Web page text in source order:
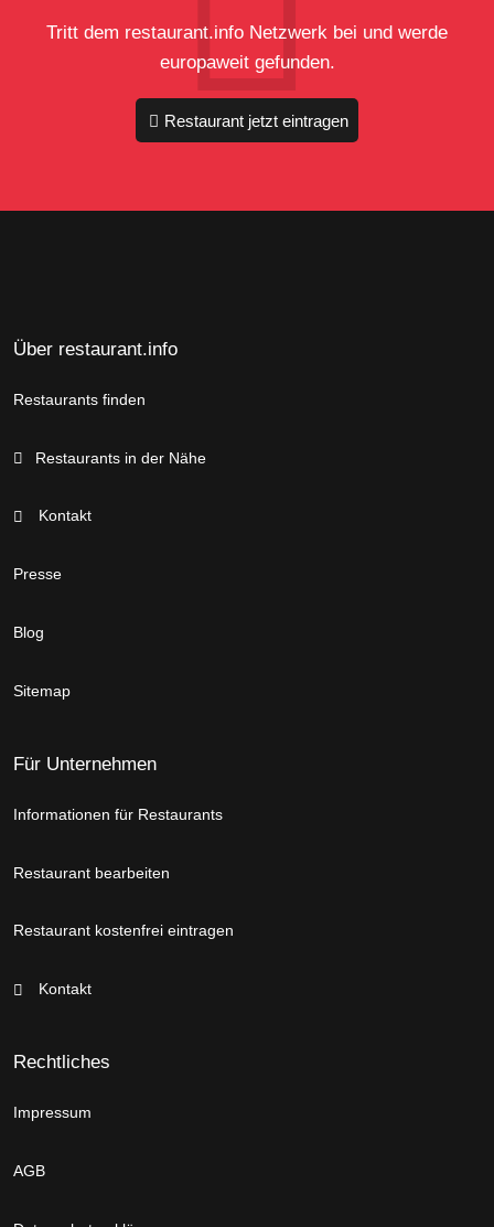
Tritt dem restaurant.info Netzwerk bei und werde
europaweit gefunden.
Restaurant jetzt eintragen
Über restaurant.info
Restaurants finden
Restaurants in der Nähe
Kontakt
Presse
Blog
Sitemap
Für Unternehmen
Informationen für Restaurants
Restaurant bearbeiten
Restaurant kostenfrei eintragen
Kontakt
Rechtliches
Impressum
AGB